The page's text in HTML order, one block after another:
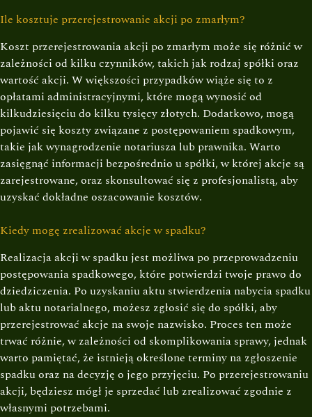
Ile kosztuje przerejestrowanie akcji po zmarłym?
Koszt przerejestrowania akcji po zmarłym może się różnić w
zależności od kilku czynników, takich jak rodzaj spółki oraz
wartość akcji. W większości przypadków wiąże się to z
opłatami administracyjnymi, które mogą wynosić od
kilkudziesięciu do kilku tysięcy złotych. Dodatkowo, mogą
pojawić się koszty związane z postępowaniem spadkowym,
takie jak wynagrodzenie notariusza lub prawnika. Warto
zasięgnąć informacji bezpośrednio u spółki, w której akcje są
zarejestrowane, oraz skonsultować się z profesjonalistą, aby
uzyskać dokładne oszacowanie kosztów.
Kiedy mogę zrealizować akcje w spadku?
Realizacja akcji w spadku jest możliwa po przeprowadzeniu
postępowania spadkowego, które potwierdzi twoje prawo do
dziedziczenia. Po uzyskaniu aktu stwierdzenia nabycia spadku
lub aktu notarialnego, możesz zgłosić się do spółki, aby
przerejestrować akcje na swoje nazwisko. Proces ten może
trwać różnie, w zależności od skomplikowania sprawy, jednak
warto pamiętać, że istnieją określone terminy na zgłoszenie
spadku oraz na decyzję o jego przyjęciu. Po przerejestrowaniu
akcji, będziesz mógł je sprzedać lub zrealizować zgodnie z
własnymi potrzebami.